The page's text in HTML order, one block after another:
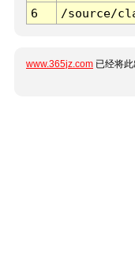
6
/source/
www.365jz.com 已经将